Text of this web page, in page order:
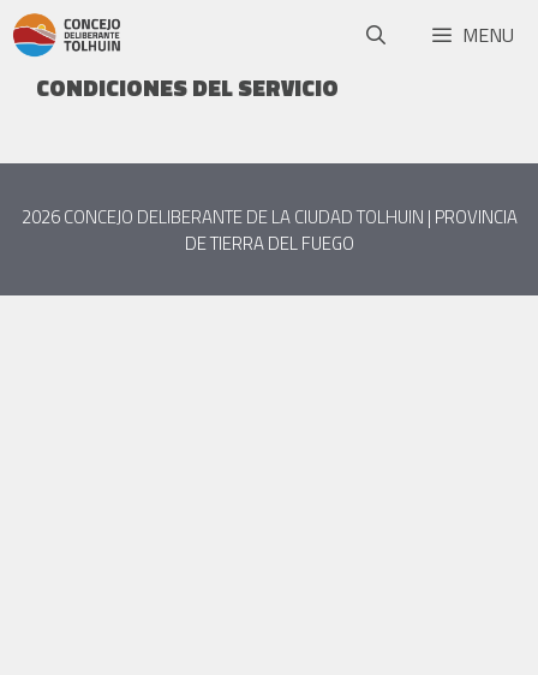
MENU
CONDICIONES DEL SERVICIO
2026CONCEJO DELIBERANTE DE LA CIUDAD TOLHUIN | PROVINCIA
DE TIERRA DEL FUEGO